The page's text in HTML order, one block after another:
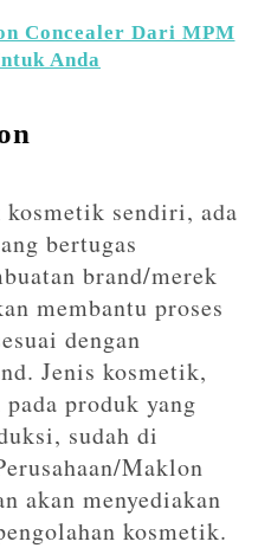
Concealer Dari MPM
Anda
sendiri, ada
bertugas
brand/merek
membantu proses
dengan
Jenis kosmetik,
produk yang
sudah di
Maklon
akan menyediakan
kosmetik.